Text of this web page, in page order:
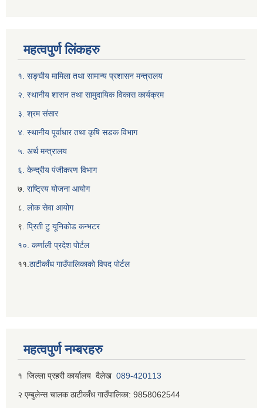
महत्वपुर्ण लिंकहरु
१. सङ्घीय मामिला तथा सामान्य प्रशासन मन्त्रालय
२. स्थानीय शासन तथा सामुदायिक विकास कार्यक्रम
३. श्रम संसार
४. स्थानीय पूर्वाधार तथा कृषि सडक विभाग
५. अर्थ मन्त्रालय
६. केन्द्रीय पंजीकरण विभाग
७. राष्ट्रिय योजना आयोग
८. लोक सेवा आयोग
९. प्रिती टु यूनिकोड कन्भटर
१०. कर्णाली प्रदेश पोर्टल
११.ठाटीकाँध गाउँपालिकाकाे विपद पाेर्टल
महत्वपुर्ण नम्बरहरु
१ जिल्‍ला प्रहरी कार्यालय दैलेख 089-420113
२ एम्बुलेन्स चालक ठाटीकाँध गाउँपालिका: 9858062544